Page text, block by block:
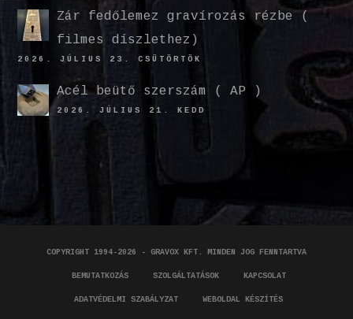
Zár fedőlemez gravírozás rézbe (
filmes díszlethez)
2026. JÚLIUS 23. CSÜTÖRTÖK
Acél beütő szerszám ( AP )
2026. JÚLIUS 21. KEDD
COPYRIGHT 1994-2026 - GRAVOX KFT. MINDEN JOG FENNTARTVA
BEMUTATKOZÁS SZOLGÁLTATÁSOK KAPCSOLAT
ADATVÉDELMI SZABÁLYZAT WEBOLDAL KÉSZÍTÉS